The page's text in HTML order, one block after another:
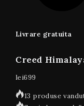
Livrare gratuita
Creed
lei699
13 produse